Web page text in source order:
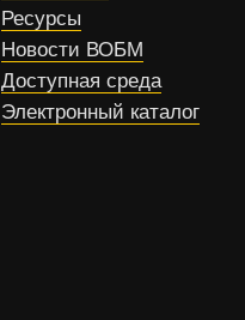
Ресурсы
Новости ВОБМ
Доступная среда
Электронный каталог